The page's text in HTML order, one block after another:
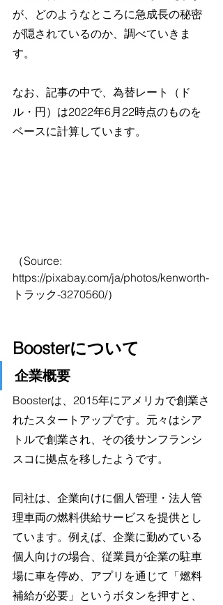
が、どのようなところに急成長の秘密
が隠されているのか、調べていきま
す。
なお、記事の中で、為替レート（ド
ル・円）は2022年6月22時点のものを
ベースに計算しています。
（Source:
https://pixabay.com/ja/photos/kenworth-
トラック-3270560/）
Boosterについて
企業概要
Boosterは、2015年にアメリカで創業さ
れたスタートアップです。元々はシア
トルで創業され、その後サンフランシ
スコに拠点を移したようです。
同社は、企業向けに個人管理・法人管
理車両の燃料供給サービスを提供とし
ています。例えば、企業に勤めている
個人向けの場合、従業員が企業の駐車
場に車を停め、アプリを通じて「燃料
補給が必要」というボタンを押すと、